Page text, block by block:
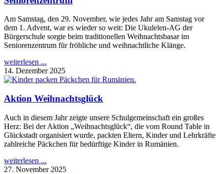
Am Samstag, den 29. November, wie jedes Jahr am Samstag vor
dem 1. Advent, war es wieder so weit: Die Ukulelen-AG der
Bürgerschule sorgte beim traditionellen Weihnachtsbasar im
Seniorenzentrum für fröhliche und weihnachtliche Klänge.
weiterlesen ...
14. Dezember 2025
Aktion Weihnachtsglück
Auch in diesem Jahr zeigte unsere Schulgemeinschaft ein großes
Herz: Bei der Aktion „Weihnachtsglück“, die vom Round Table in
Glückstadt organisiert wurde, packten Eltern, Kinder und Lehrkräfte
zahlreiche Päckchen für bedürftige Kinder in Rumänien.
weiterlesen ...
27. November 2025